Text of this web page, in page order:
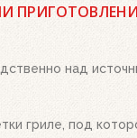
три кубика для
над
гриле, под